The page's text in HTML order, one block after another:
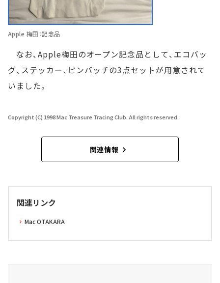
Apple 梅田：記念品
なお、Apple梅田のオープン記念品として、エコバッ
グ、ステッカー、ピンバッチの3点セットが用意されて
いました。
Copyright (C) 1998 Mac Treasure Tracing Club. All rights reserved.
関連情報
関連リンク
Mac OTAKARA